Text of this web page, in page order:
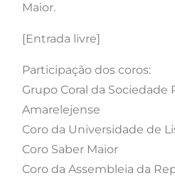
Maior.
[Entrada livre]
Participação dos coros:
Grupo Coral da Sociedade
Amarelejense
Coro da Universidade de
Coro Saber Maior
Coro da Assembleia da